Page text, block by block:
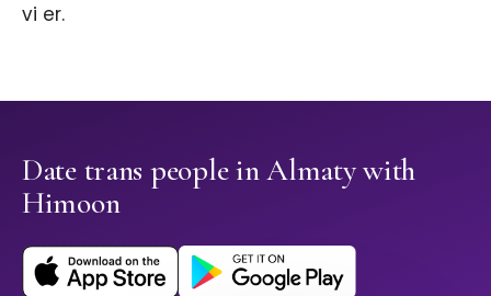
vi er.
Date trans people in Almaty with
Himoon